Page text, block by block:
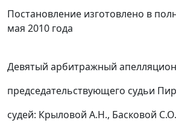
Постановление изготовлено в
мая 2010 года
Девятый арбитражный
председательствующего судьи
судей: Крыловой А.Н., Басковой С.О.